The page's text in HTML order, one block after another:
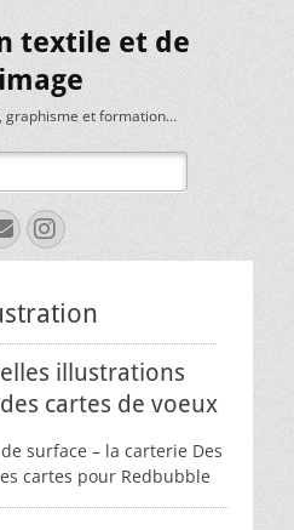
textile et de
graphisme et formation…
Instagram
illustrations
cartes de voeux
surface – la carterie Des
cartes pour Redbubble